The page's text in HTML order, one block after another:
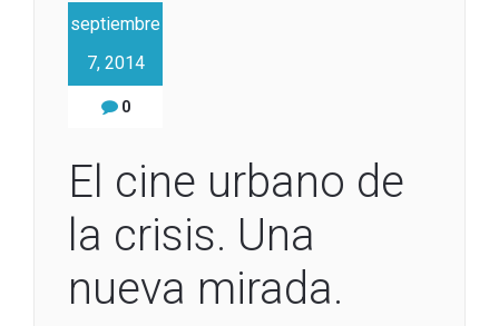
septiembre
7, 2014
0
El cine urbano de
la crisis. Una
nueva mirada.